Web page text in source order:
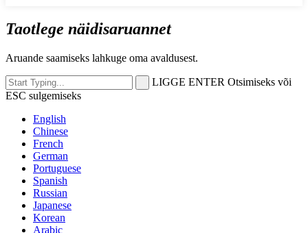
Taotlege näidisaruannet
Aruande saamiseks lahkuge oma avaldusest.
LIGGE ENTER Otsimiseks või
ESC sulgemiseks
English
Chinese
French
German
Portuguese
Spanish
Russian
Japanese
Korean
Arabic